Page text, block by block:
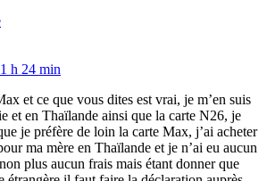
h 24 min
et ce que vous dites est vrai, je m’en suis
et en Thaïlande ainsi que la carte N26, je
je préfère de loin la carte Max, j’ai acheter
ma mère en Thaïlande et je n’ai eu aucun
plus aucun frais mais étant donner que